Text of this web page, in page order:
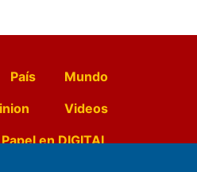
País
Mundo
Videos
en DIGITAL